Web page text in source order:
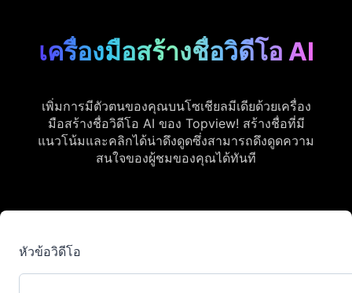
เครื่องมือสร้างชื่อวิดีโอ AI
เพิ่มการมีตัวตนของคุณบนโซเชียลมีเดียด้วยเครื่อง
มือสร้างชื่อวิดีโอ AI ของ Topview! สร้างชื่อที่มี
แนวโน้มและคลิกได้น่าดึงดูดซึ่งสามารถดึงดูดความ
สนใจของผู้ชมของคุณได้ทันที
หัวข้อวิดีโอ